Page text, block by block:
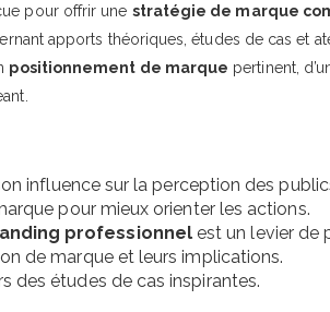
pour offrir une stratégie de marque
apports théoriques, études de cas et
positionnement de marque pertinent,
influence sur la perception des
pour mieux orienter les actions.
professionnelest un levier de
de marque et leurs implications.
des études de cas inspirantes.